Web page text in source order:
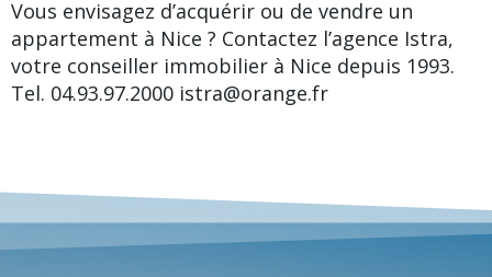
Vous envisagez d’acquérir ou de vendre un
appartement à Nice ? Contactez l’agence Istra,
votre conseiller immobilier à Nice depuis 1993.
Tel. 04.93.97.2000 istra@orange.fr